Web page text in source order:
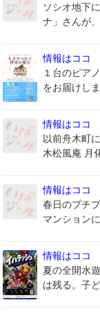
ソシオ地下
ナ」さんが、
情報はココ
１台のピア
をお届けしま
情報はココ
以前舟木町
木松風庵 月
情報はココ
春日のプチ
マンションに
情報はココ
夏の全開水
は残る。子ど